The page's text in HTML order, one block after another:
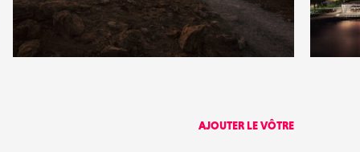
23
AJOUTER LE VÔTRE